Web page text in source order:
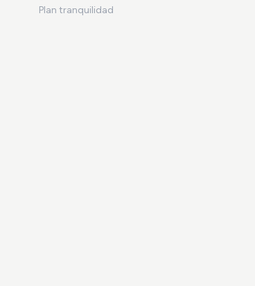
Plan tranquilidad